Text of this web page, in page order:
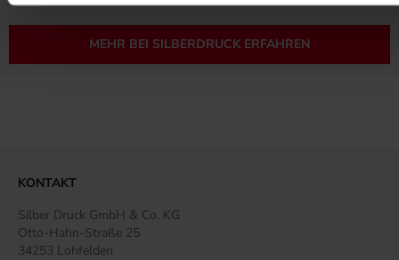
MEHR BEI SILBERDRUCK ERFAHREN
KONTAKT
Silber Druck GmbH & Co. KG
Otto-Hahn-Straße 25
34253 Lohfelden